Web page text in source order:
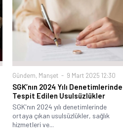
Gündem, Manşet 9 Mart 2025 12:30
SGK’nın 2024 Yılı Denetimlerinde
Tespit Edilen Usulsüzlükler
SGK'nın 2024 yılı denetimlerinde
ortaya çıkan usulsüzlükler, sağlık
hizmetleri ve...